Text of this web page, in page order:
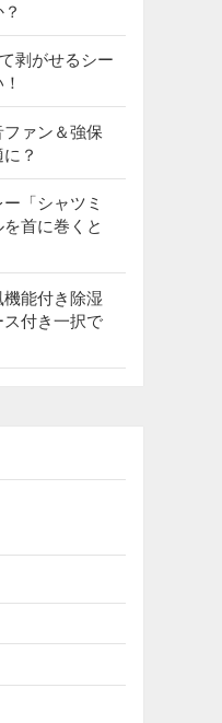
剥がせるシー
ファン＆強保
？
「シャツミ
首に巻くと
能付き除湿
付き一択で